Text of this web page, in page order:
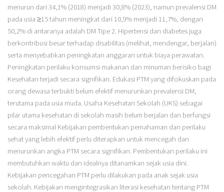
menurun dari 34,1% (2018) menjadi 30,8% (2023), namun prevalensi DM
pada usia ≥15 tahun meningkat dari 10,9% menjadi 11,7%, dengan
50,2% di antaranya adalah DM Tipe 2. Hipertensi dan diabetes juga
berkontribusi besar terhadap disabilitas (melihat, mendengar, berjalan)
serta menyebabkan peningkatan anggaran untuk biaya perawatan.
Peningkatan perilaku konsumsi makanan dan minuman berisiko bagi
Kesehatan terjadi secara signifikan. Edukasi PTM yang difokuskan pada
orang dewasa terbukti belum efektif menurunkan prevalensi DM,
terutama pada usia muda. Usaha Kesehatan Sekolah (UKS) sebagai
pilar utama kesehatan di sekolah masih belum berjalan dan berfungsi
secara maksimal Kebijakan pembentukan pemahaman dan perilaku
sehat yang lebih efektif perlu diterapkan untuk mencegah dan
menurunkan angka PTM secara signifikan. Pembentukan perilaku ini
membutuhkan waktu dan idealnya ditanamkan sejak usia dini.
Kebijakan pencegahan PTM perlu dilakukan pada anak sejak usia
sekolah. Kebijakan mengintegrasikan literasi kesehatan tentang PTM